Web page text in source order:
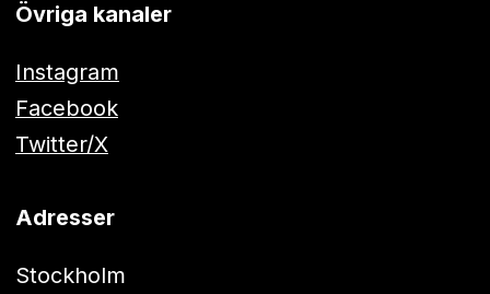
Övriga kanaler
Instagram
Facebook
Twitter/X
Adresser
Stockholm